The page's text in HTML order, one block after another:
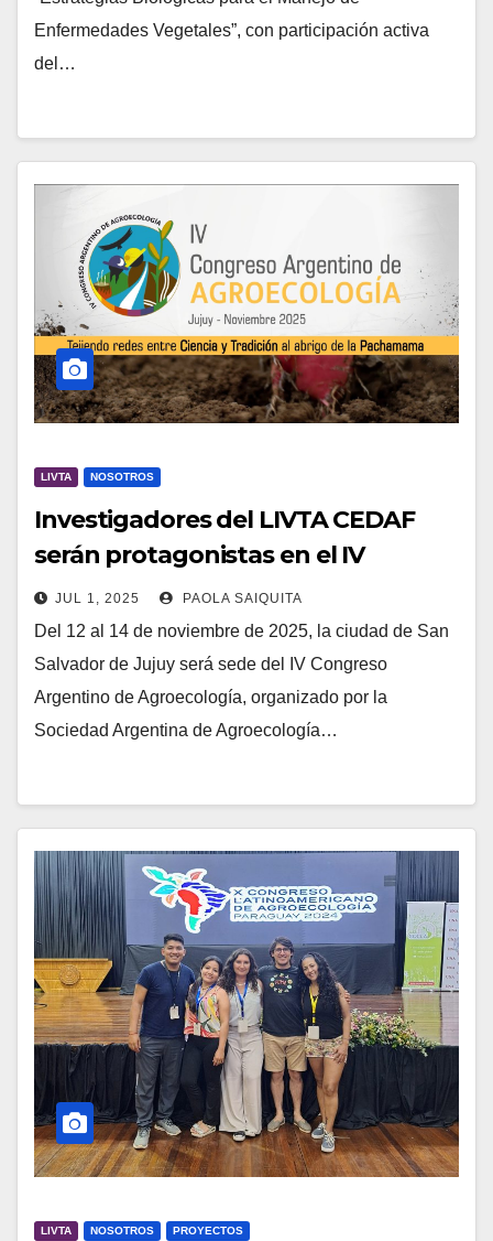
Enfermedades Vegetales”, con participación activa
del…
LIVTA NOSOTROS
Investigadores del LIVTA CEDAF
serán protagonistas en el IV
Congreso Argentino de
Agroecología
JUL 1, 2025 PAOLA SAIQUITA
Del 12 al 14 de noviembre de 2025, la ciudad de San
Salvador de Jujuy será sede del IV Congreso
Argentino de Agroecología, organizado por la
Sociedad Argentina de Agroecología…
LIVTA NOSOTROS PROYECTOS